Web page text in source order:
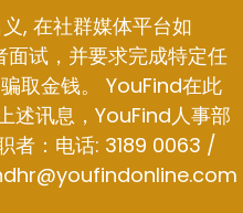
, 在社群媒体平台如
试，并要求完成特定任
取金钱。 YouFind在此
述讯息，YouFind人事部
者：电话: 3189 0063 /